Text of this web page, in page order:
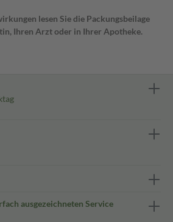
lesen Sie die Packungsbeilage
Ihren Arzt oder in Ihrer Apotheke.
ausgezeichneten Service